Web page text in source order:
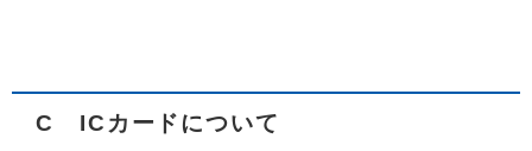
C ICカードについて